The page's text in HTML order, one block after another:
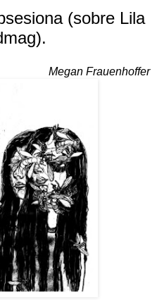
(sobre Lila
Megan Frauenhoffer